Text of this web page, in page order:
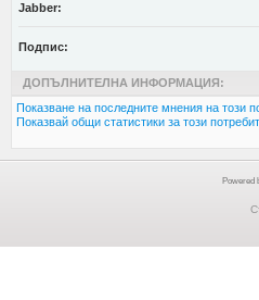
Jabber:
Подпис:
ДОПЪЛНИТЕЛНА ИНФОРМАЦИЯ:
Показване на последните мнения на този
Показвай общи статистики за този
Powered